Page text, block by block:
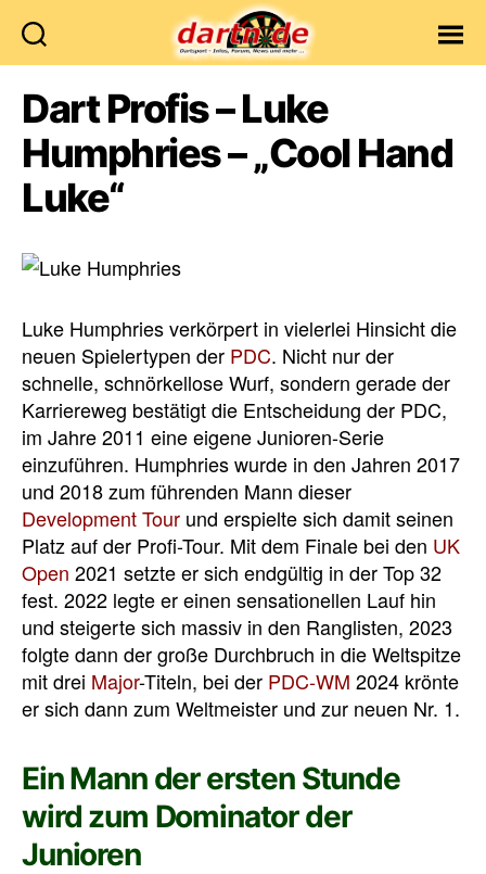
Dart Profis – Luke
Humphries – „Cool Hand
Luke“
Luke Humphries verkörpert in vielerlei Hinsicht die
neuen Spielertypen der PDC. Nicht nur der
schnelle, schnörkellose Wurf, sondern gerade der
Karriereweg bestätigt die Entscheidung der PDC,
im Jahre 2011 eine eigene Junioren-Serie
einzuführen. Humphries wurde in den Jahren 2017
und 2018 zum führenden Mann dieser
Development Tour und erspielte sich damit seinen
Platz auf der Profi-Tour. Mit dem Finale bei den UK
Open 2021 setzte er sich endgültig in der Top 32
fest. 2022 legte er einen sensationellen Lauf hin
und steigerte sich massiv in den Ranglisten, 2023
folgte dann der große Durchbruch in die Weltspitze
mit drei Major-Titeln, bei der PDC-WM 2024 krönte
er sich dann zum Weltmeister und zur neuen Nr. 1.
Ein Mann der ersten Stunde
wird zum Dominator der
Junioren